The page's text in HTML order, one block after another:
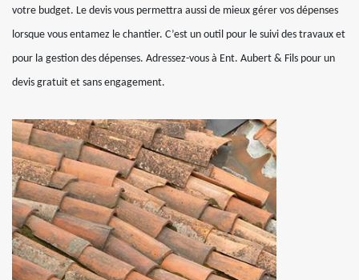
votre budget. Le devis vous permettra aussi de mieux gérer vos dépenses
lorsque vous entamez le chantier. C’est un outil pour le suivi des travaux et
pour la gestion des dépenses. Adressez-vous à Ent. Aubert & Fils pour un
devis gratuit et sans engagement.